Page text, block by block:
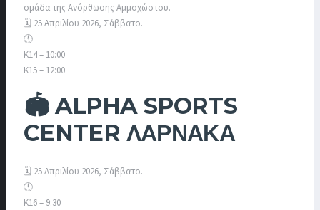
ομάδα της Ανόρθωσης Αμμοχώστου.
🗓️ 25 Απριλίου 2026, Σάββατο.
🕛
Κ14 – 10:00
Κ15 – 12:00
🏟️ ALPHA SPORTS
CENTER ΛΑΡΝΑΚΑ
🗓️ 25 Απριλίου 2026, Σάββατο.
🕛
Κ16 – 9:30